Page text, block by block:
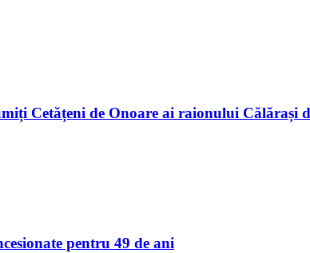
Cetățeni de Onoare ai raionului Călărași
pentru 49 de ani